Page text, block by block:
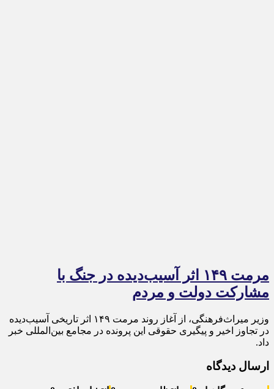
مرمت ۱۴۹ اثر آسیب‌دیده در جنگ با
مشارکت دولت و مردم
وزیر میراث‌فرهنگی، از آغاز روند مرمت ۱۴۹ اثر تاریخی آسیب‌دیده
در تجاوز اخیر و پیگیری حقوقی این پرونده در مجامع بین‌المللی خبر
داد.
ارسال دیدگاه